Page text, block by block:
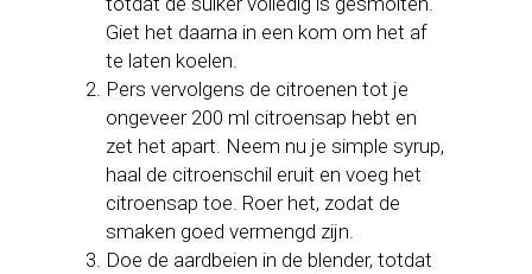
Giet het daarna in een kom om het af
te laten koelen.
Pers vervolgens de citroenen tot je
ongeveer 200 ml citroensap hebt en
zet het apart. Neem nu je simple syrup,
haal de citroenschil eruit en voeg het
citroensap toe. Roer het, zodat de
smaken goed vermengd zijn.
Doe de aardbeien in de blender, totdat